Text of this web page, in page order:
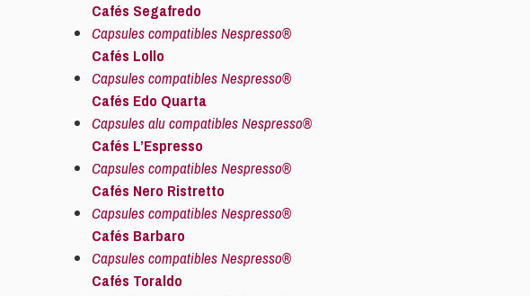
Cafés Segafredo
Capsules compatibles Nespresso®
Cafés Lollo
Capsules compatibles Nespresso®
Cafés Edo Quarta
Capsules alu compatibles Nespresso®
Cafés L’Espresso
Capsules compatibles Nespresso®
Cafés Nero Ristretto
Capsules compatibles Nespresso®
Cafés Barbaro
Capsules compatibles Nespresso®
Cafés Toraldo